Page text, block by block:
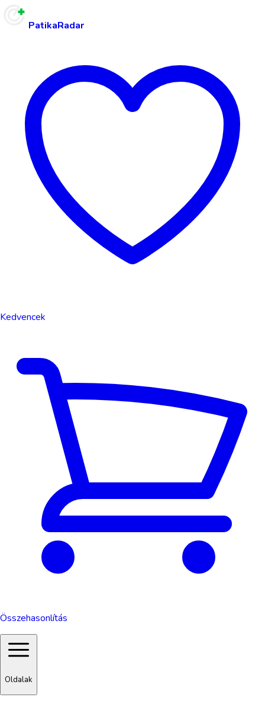
PatikaRadar
Kedvencek
Összehasonlítás
Oldalak